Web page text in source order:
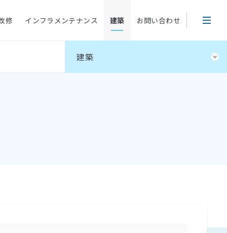
修 インフラメンテナンス 建築 お問い合わせ
建築